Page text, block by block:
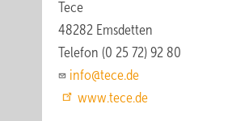
Tece
48282 Emsdetten
Telefon (0 25 72) 92 80
info@tece.de
www.tece.de